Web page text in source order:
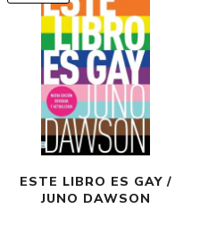
ESTE LIBRO ES GAY /
JUNO DAWSON